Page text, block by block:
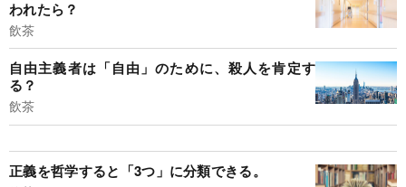
われたら？
飲茶
自由主義者は「自由」のために、殺人を肯定す
る？
飲茶
正義を哲学すると「3つ」に分類できる。